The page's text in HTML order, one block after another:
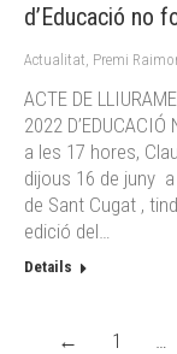
d’Educació no
Actualitat Premi
ACTE DE
2022
a les 17 hores,
dijous 16 de juny
de Sant Cugat ,
edició del…
Details
← 1